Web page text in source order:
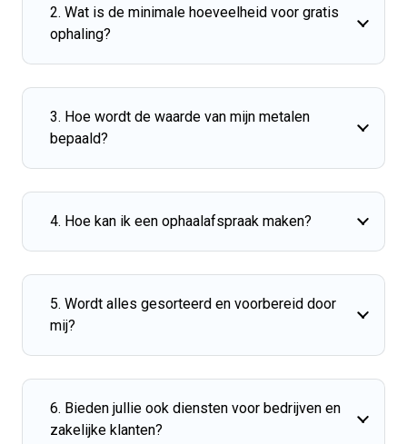
2. Wat is de minimale hoeveelheid voor gratis
ophaling?
3. Hoe wordt de waarde van mijn metalen
bepaald?
4. Hoe kan ik een ophaalafspraak maken?
5. Wordt alles gesorteerd en voorbereid door
mij?
6. Bieden jullie ook diensten voor bedrijven en
zakelijke klanten?